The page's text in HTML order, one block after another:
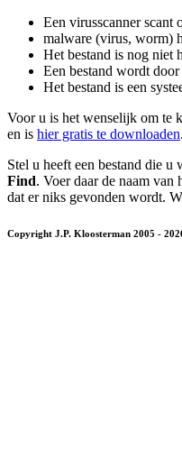
Een virusscanner scant
malware (virus, worm)
Het bestand is nog niet
Een bestand wordt
Het bestand is een
Voor u is het wenselijk om te
en is hier gratis te downloaden.
Stel u heeft een bestand die
Find. Voer daar de naam
dat er niks gevonden wordt.
Copyright J.P. Kloosterman 2005 -